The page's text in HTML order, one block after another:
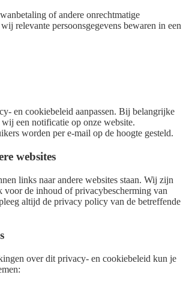
of andere onrechtmatige
relevante persoonsgegevens bewaren in een
en cookiebeleid aanpassen. Bij belangrijke
een notificatie op onze website.
worden per e-mail op de hoogte gesteld.
websites
links naar andere websites staan. Wij zijn
voor de inhoud of privacybescherming van
altijd de privacy policy van de betreffende
over dit privacy- en cookiebeleid kun je